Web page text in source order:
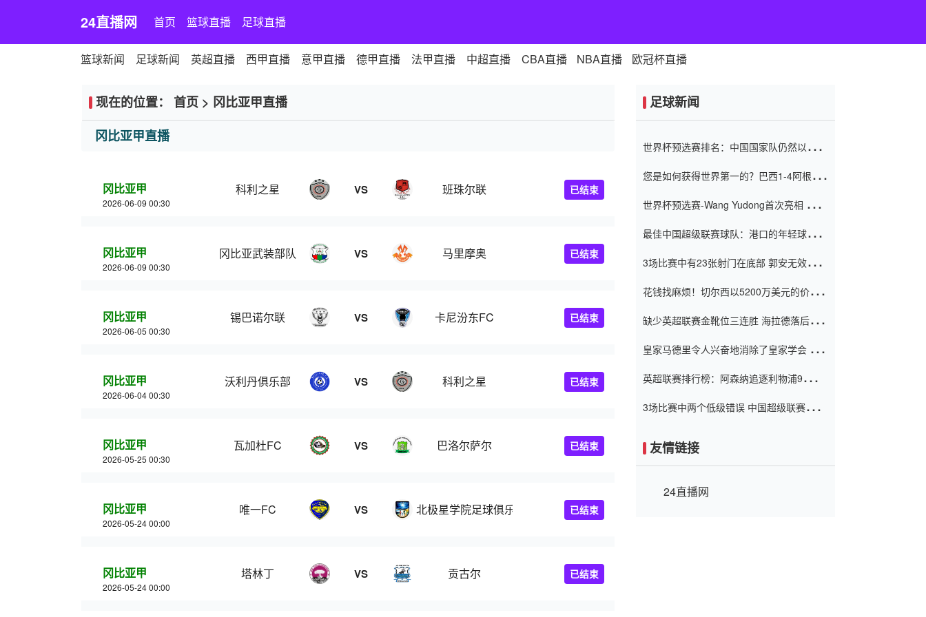
24直播网 首页 篮球直播 足球直播
篮球新闻 足球新闻 英超直播 西甲直播 意甲直播 德甲直播 法甲直播 中超直播 CBA直播 NBA直播 欧冠杯直播
现在的位置： 首页 > 冈比亚甲直播
冈比亚甲直播
冈比亚甲
2026-06-09 00:30
科利之星 VS 班珠尔联 已结束
冈比亚甲
2026-06-09 00:30
冈比亚武装部队 VS 马里摩奥 已结束
冈比亚甲
2026-06-05 00:30
锡巴诺尔联 VS 卡尼汾东FC 已结束
冈比亚甲
2026-06-04 00:30
沃利丹俱乐部 VS 科利之星 已结束
冈比亚甲
2026-05-25 00:30
瓦加杜FC VS 巴洛尔萨尔 已结束
冈比亚甲
2026-05-24 00:00
唯一FC VS 北极星学院足球俱乐部 已结束
冈比亚甲
2026-05-24 00:00
塔林丁 VS 贡古尔 已结束
足球新闻
世界杯预选赛排名：中国国家队仍然以6分
您是如何获得世界第一的？巴西1-4阿根
世界杯预选赛-Wang Yudong首次亮相 中国
最佳中国超级联赛球队：港口的年轻球员在
（Taishan）
3场比赛中有23张射门在底部 郭安无效传球
花钱找麻烦！切尔西以5200万美元的价格
窗口
缺少英超联赛金靴位三连胜 海拉德落后6球
皇家马德里令人兴奋地消除了皇家学会 安
英超联赛排行榜：阿森纳追逐利物浦9分 曼
3场比赛中两个低级错误 中国超级联赛的前
友情链接
24直播网